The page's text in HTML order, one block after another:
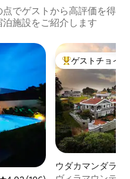
でゲストから高評価を得
施設をご紹介します
大好評のゲスト
ゲストチョイス
ウダカマンダラム